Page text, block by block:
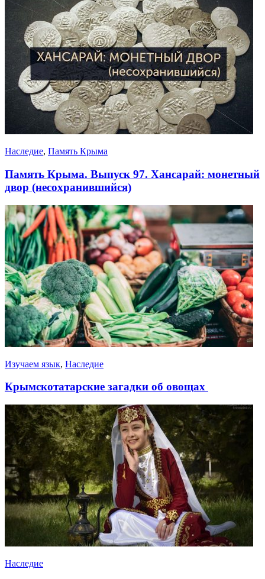
Наследие, Память Крыма
Память Крыма. Выпуск 97. Хансарай: монетный
двор (несохранившийся)
Изучаем язык, Наследие
Крымскотатарские загадки об овощах
Наследие